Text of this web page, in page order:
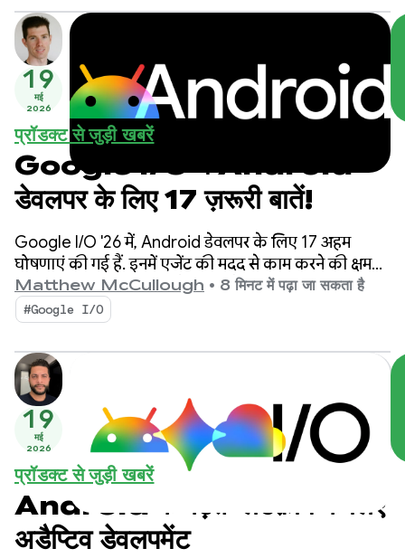
आसानी से आगे बढ़ाने में मदद मिलेगी.
19
मई
2026
प्रॉडक्ट से जुड़ी खबरें
Google I/O में Android
डेवलपर के लिए 17 ज़रूरी बातें!
Google I/O '26 में, Android डेवलपर के लिए 17 अहम
घोषणाएं की गई हैं. इनमें एजेंट की मदद से काम करने की क्षमता,
यूज़र इंटरफ़ेस (यूआई) के स्टैंडर्ड के तौर पर Compose First,
और बढ़ते हुए इकोसिस्टम के लिए हाई-परफ़ॉर्मेंस मीडिया और
अडैप्टिव डेवलपमेंट पर फ़ोकस किया गया है.
Matthew McCullough • 8 मिनट में पढ़ा जा सकता है
#Google I/O
19
मई
2026
प्रॉडक्ट से जुड़ी खबरें
Android के बढ़ते प्लैटफ़ॉर्म के लिए
अडैप्टिव डेवलपमेंट